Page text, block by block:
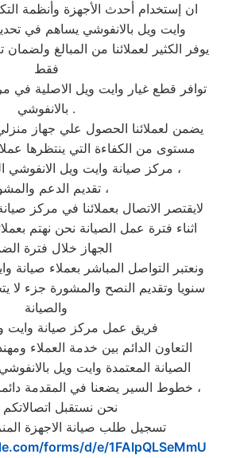
ان إستخدام أحدث الأجهزة وأنظمة
وايت ويل بالانفوشي يساهم في
يوفر الكثير لعملائنا من المبالغ ولضمان
فقط
بالانفوشي .
يضمن لعملائنا الحصول علي جهاز
مستوى من الكفاءة التي ينتظرها
مركز صيانة وايت ويل الانفوشي المعتمد بالانفوشي ،
تقديم الدعم والمشورة ،
لايقتصر الاتصال بعملائنا في مركز
اثناء فترة عمل الصيانة نحن نهتم
الجهاز خلال فترة
ونعتبر التواصل المباشر بعملاء صيانة
سنويا وتقديم النصح والمشورة جزء لا
والصيانة
فريق عمل مركز صيانة وايت
التعاون الدائم بين خدمة العملاء
الصيانة المعتمدة وايت ويل
خطوط السير يضعنا في المقدمة دائما ونحن فخورون لذلك ،
نحن نستقبل اتصالاتكم
تسجيل طلب صيانة الاجهزة
forms/d/e/1FAIpQLSeMmU